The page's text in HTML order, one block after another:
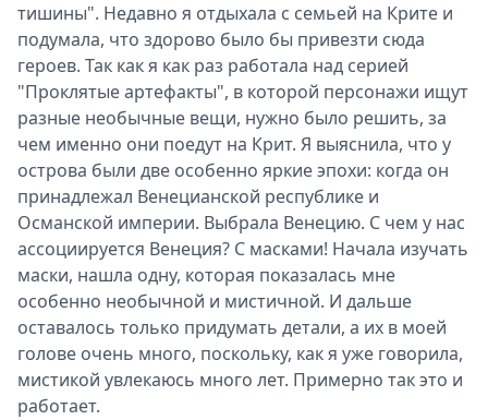
тишины". Недавно я отдыхала с семьей на Крите и
подумала, что здорово было бы привезти сюда
героев. Так как я как раз работала над серией
"Проклятые артефакты", в которой персонажи ищут
разные необычные вещи, нужно было решить, за
чем именно они поедут на Крит. Я выяснила, что у
острова были две особенно яркие эпохи: когда он
принадлежал Венецианской республике и
Османской империи. Выбрала Венецию. С чем у нас
ассоциируется Венеция? С масками! Начала изучать
маски, нашла одну, которая показалась мне
особенно необычной и мистичной. И дальше
оставалось только придумать детали, а их в моей
голове очень много, поскольку, как я уже говорила,
мистикой увлекаюсь много лет. Примерно так это и
работает.